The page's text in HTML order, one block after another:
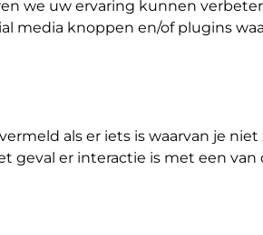
we uw ervaring kunnen
media knoppen en/of plugins
als er iets is waarvan je
geval er interactie is met een